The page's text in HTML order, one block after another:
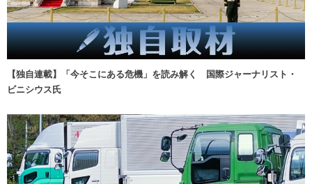
【独自連載】「今そこにある危機」を読み解く 国際ジャーナリスト・
ビニシウス氏